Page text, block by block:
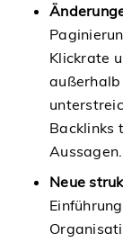
Klickrate
außerhalb
Backlinks
Aussagen.
Neue